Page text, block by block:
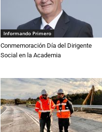
Informando Primero
Conmemoración Día del Dirigente
Social en la Academia